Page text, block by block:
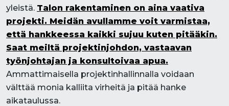
yleistä. Talon rakentaminen on aina vaativa
projekti. Meidän avullamme voit varmistaa,
että hankkeessa kaikki sujuu kuten pitääkin.
Saat meiltä projektinjohdon, vastaavan
työnjohtajan ja konsultoivaa apua.
Ammattimaisella projektinhallinnalla voidaan
välttää monia kalliita virheitä ja pitää hanke
aikataulussa.